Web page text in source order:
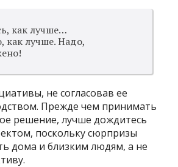
как лучше…
как лучше. Надо,
не согласовав ее
Прежде чем принимать
решение, лучше дождитесь
поскольку сюрпризы
дома и близким людям, а не